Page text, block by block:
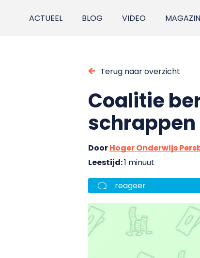
ACTUEEL BLOG VIDEO
Terug naar overzicht
Coalitie
schrappen
DoorHoger Onderwijs
Leestijd:1 minuut
reageer